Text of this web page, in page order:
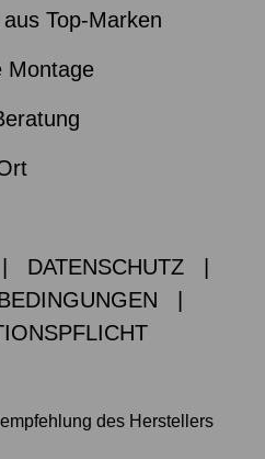
Top-Marken
Montage
DATENSCHUTZ
des Herstellers